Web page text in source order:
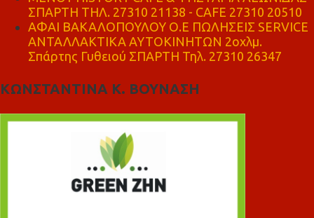
ΣΠΑΡΤΗ ΤΗΛ. 27310 21138 - CAFE 27310 20510
ΑΦΑΙ ΒΑΚΑΛΟΠΟΥΛΟΥ Ο.Ε ΠΩΛΗΣΕΙΣ SERVICE
ΑΝΤΑΛΛΑΚΤΙΚΑ ΑΥΤΟΚΙΝΗΤΩΝ 2οχλμ.
Σπάρτης Γυθειού ΣΠΑΡΤΗ Τηλ. 27310 26347
ΚΩΝΣΤΑΝΤΙΝΑ Κ. ΒΟΥΝΑΣΗ